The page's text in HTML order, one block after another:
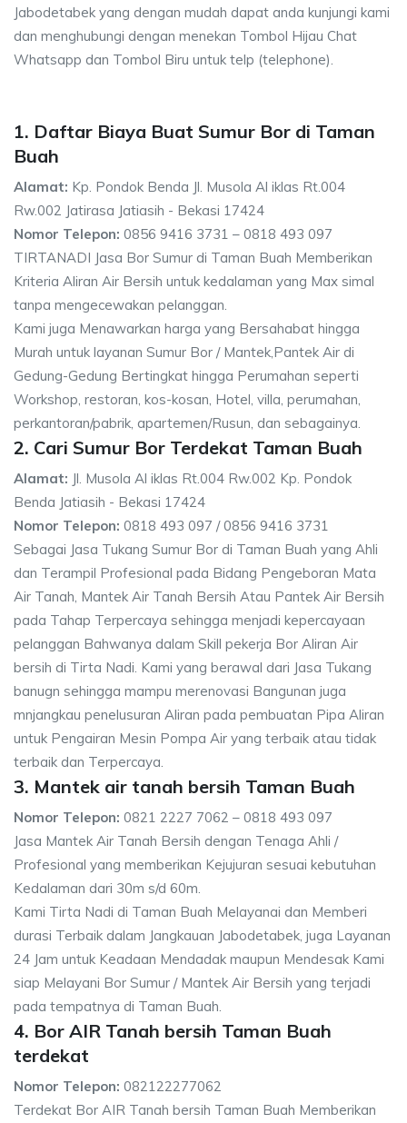
Jabodetabek yang dengan mudah dapat anda kunjungi kami
dan menghubungi dengan menekan Tombol Hijau Chat
Whatsapp dan Tombol Biru untuk telp (telephone).
1. Daftar Biaya Buat Sumur Bor di Taman
Buah
Alamat: Kp. Pondok Benda Jl. Musola Al iklas Rt.004
Rw.002 Jatirasa Jatiasih - Bekasi 17424
Nomor Telepon: 0856 9416 3731 – 0818 493 097
TIRTANADI Jasa Bor Sumur di Taman Buah Memberikan
Kriteria Aliran Air Bersih untuk kedalaman yang Max simal
tanpa mengecewakan pelanggan.
Kami juga Menawarkan harga yang Bersahabat hingga
Murah untuk layanan Sumur Bor / Mantek,Pantek Air di
Gedung-Gedung Bertingkat hingga Perumahan seperti
Workshop, restoran, kos-kosan, Hotel, villa, perumahan,
perkantoran/pabrik, apartemen/Rusun, dan sebagainya.
2. Cari Sumur Bor Terdekat Taman Buah
Alamat: Jl. Musola Al iklas Rt.004 Rw.002 Kp. Pondok
Benda Jatiasih - Bekasi 17424
Nomor Telepon: 0818 493 097 / 0856 9416 3731
Sebagai Jasa Tukang Sumur Bor di Taman Buah yang Ahli
dan Terampil Profesional pada Bidang Pengeboran Mata
Air Tanah, Mantek Air Tanah Bersih Atau Pantek Air Bersih
pada Tahap Terpercaya sehingga menjadi kepercayaan
pelanggan Bahwanya dalam Skill pekerja Bor Aliran Air
bersih di Tirta Nadi. Kami yang berawal dari Jasa Tukang
banugn sehingga mampu merenovasi Bangunan juga
mnjangkau penelusuran Aliran pada pembuatan Pipa Aliran
untuk Pengairan Mesin Pompa Air yang terbaik atau tidak
terbaik dan Terpercaya.
3. Mantek air tanah bersih Taman Buah
Nomor Telepon: 0821 2227 7062 – 0818 493 097
Jasa Mantek Air Tanah Bersih dengan Tenaga Ahli /
Profesional yang memberikan Kejujuran sesuai kebutuhan
Kedalaman dari 30m s/d 60m.
Kami Tirta Nadi di Taman Buah Melayanai dan Memberi
durasi Terbaik dalam Jangkauan Jabodetabek, juga Layanan
24 Jam untuk Keadaan Mendadak maupun Mendesak Kami
siap Melayani Bor Sumur / Mantek Air Bersih yang terjadi
pada tempatnya di Taman Buah.
4. Bor AIR Tanah bersih Taman Buah
terdekat
Nomor Telepon: 082122277062
Terdekat Bor AIR Tanah bersih Taman Buah Memberikan